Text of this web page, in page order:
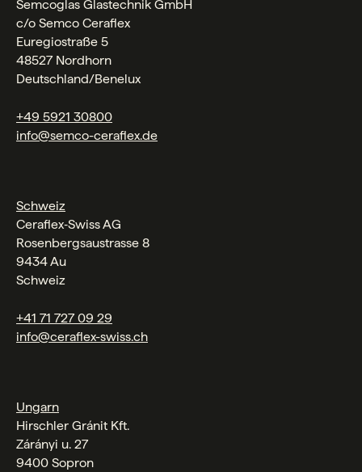
Semcoglas Glastechnik GmbH
c/o Semco Ceraflex
Euregiostraße 5
48527 Nordhorn
Deutschland/Benelux
+49 5921 30800
info@semco-ceraflex.de
Schweiz
Ceraflex‑Swiss AG
Rosenbergsaustrasse 8
9434 Au
Schweiz
+41 71 727 09 29
info@ceraflex-swiss.ch
Ungarn
Hirschler Gránit Kft.
Zárányi u. 27
9400 Sopron